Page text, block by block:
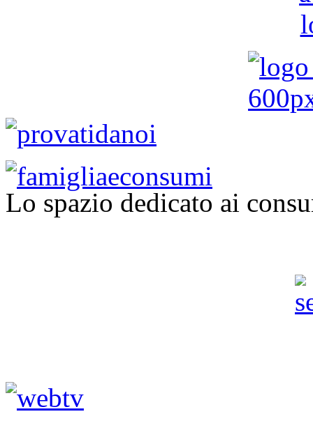
Lo spazio dedicato ai